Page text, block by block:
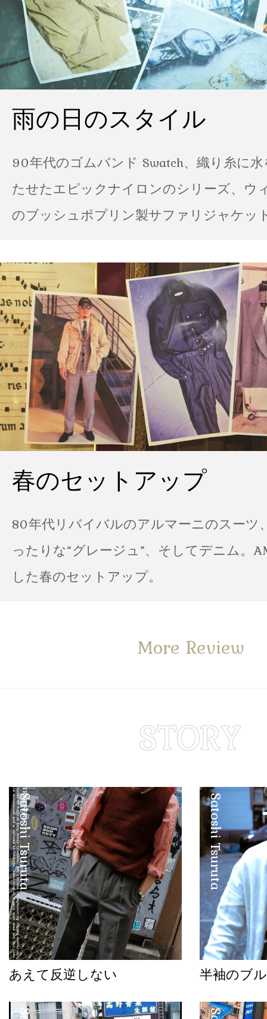
雨の日のスタイル
90年代のゴムバンド Swatch、織り糸に
たせたエピックナイロンのシリーズ、ウ
のブッシュポプリン製サファリジャケッ
春のセットアップ
80年代リバイバルのアルマーニのスーツ
ったりな“グレージュ”、そしてデニム。
した春のセットアップ。
More Review
Satoshi Tsuruta
あえて反逆しない
Satoshi Tsuruta
半袖のブ